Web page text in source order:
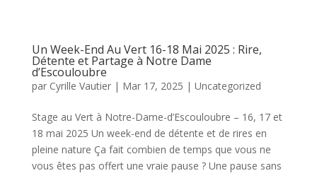
Un Week-End Au Vert 16-18 Mai 2025 : Rire,
Détente et Partage à Notre Dame
d’Escouloubre
par Cyrille Vautier| Mar 17, 2025 | Uncategorized
Stage au Vert à Notre-Dame-d’Escouloubre – 16, 17 et
18 mai 2025 Un week-end de détente et de rires en
pleine nature Ça fait combien de temps que vous ne
vous êtes pas offert une vraie pause ? Une pause sans